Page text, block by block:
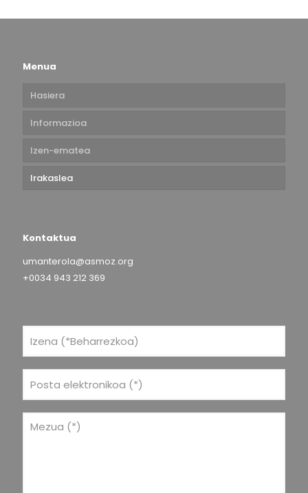
Menua
Hasiera
Informazioa
Izen-ematea
Irakaslea
Kontaktua
umanterola@asmoz.org
+0034 943 212 369